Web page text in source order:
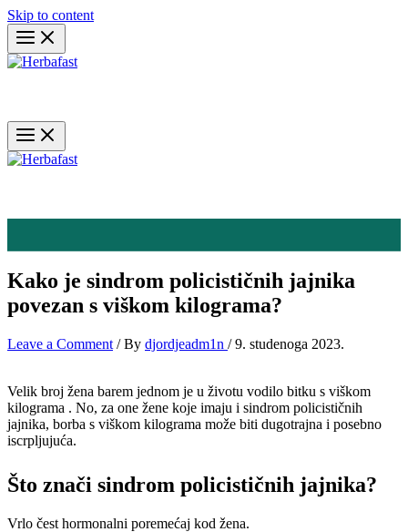
Skip to content
Kako je sindrom policističnih jajnika
povezan s viškom kilograma?
Leave a Comment / By djordjeadm1n /9. studenoga 2023.
Velik broj žena barem jednom je u životu vodilo bitku s viškom
kilograma . No, za one žene koje imaju i sindrom policističnih
jajnika, borba s viškom kilograma može biti dugotrajna i posebno
iscrpljujuća.
Što znači sindrom policističnih jajnika?
Vrlo čest hormonalni poremećaj kod žena.